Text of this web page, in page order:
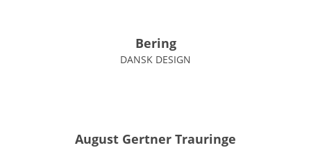
Bering
DANSK DESIGN
August Gertner Trauringe